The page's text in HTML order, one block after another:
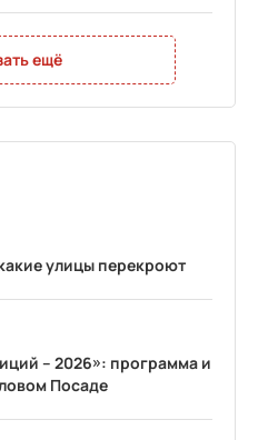
ещё
улицы перекроют
– 2026»: программа и
Посаде